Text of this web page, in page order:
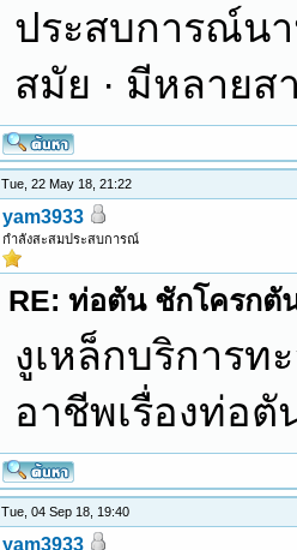
ประสบการณ์นา
สมัย · มีหลายส
Tue, 22 May 18, 21:22
yam3933
กำลังสะสมประสบการณ์
RE: ท่อตัน ชักโครก
งูเหล็กบริการ
อาชีพเรื่องท่อตั
Tue, 04 Sep 18, 19:40
yam3933